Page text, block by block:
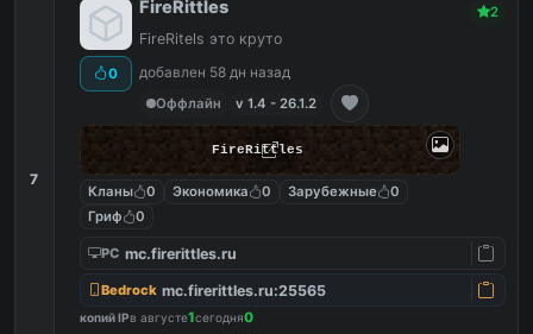
7
0
FireRittles 2
FireRitels это круто
добавлен 58 дн назад
Оффлайн
v 1.4 - 26.1.2
FireRittles
Кланы 0 Экономика 0 Зарубежные
0
Гриф
0
PC mc.firerittles.ru
Bedrock mc.firerittles.ru:25565
копий IPв августе1сегодня0